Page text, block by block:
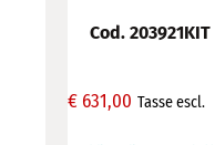
Cod. 203921KIT
€ 631,00 Tasse escl.